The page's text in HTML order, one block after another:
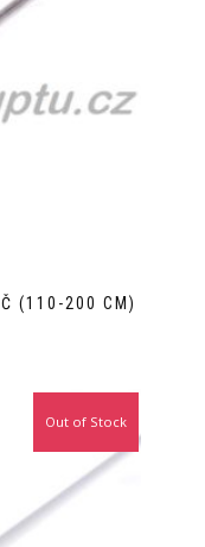
(110-200 CM)
Out of Stock